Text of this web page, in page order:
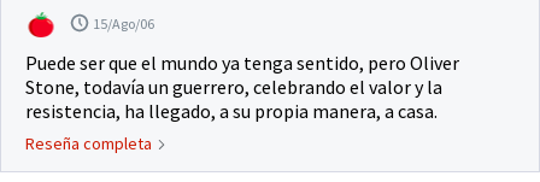
15/Ago/06
Puede ser que el mundo ya tenga sentido, pero Oliver
Stone, todavía un guerrero, celebrando el valor y la
resistencia, ha llegado, a su propia manera, a casa.
Reseña completa